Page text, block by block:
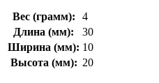
Вес (грамм):
4
Длина (мм):
30
Ширина (мм): 10
Высота (мм): 20